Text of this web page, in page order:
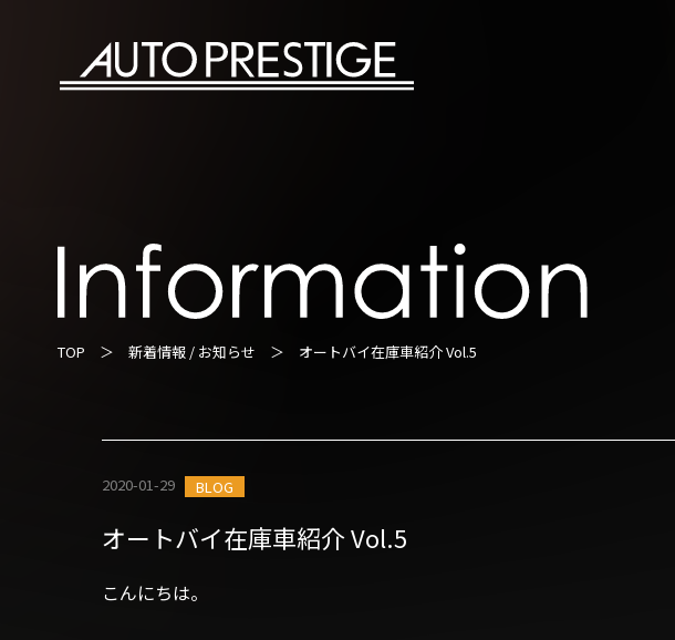
TOP ＞ 新着情報 / お知らせ ＞ オートバイ在庫車紹介 Vol.5
2020-01-29 BLOG
オートバイ在庫車紹介 Vol.5
こんにちは。